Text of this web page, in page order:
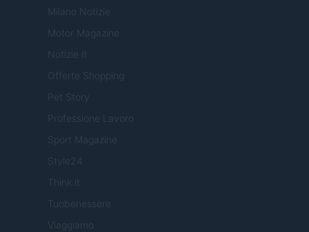
Milano Notizie
Motor Magazine
Notizie.it
Offerte Shopping
Pet Story
Professione Lavoro
Sport Magazine
Style24
Think.it
Tuobenessere
Viaggiamo